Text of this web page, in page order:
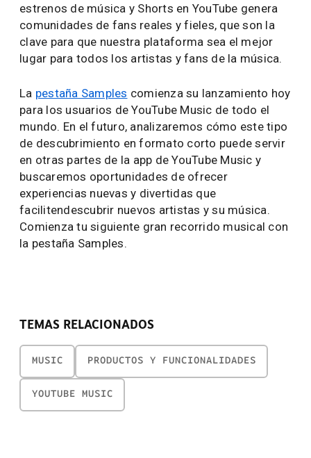
estrenos de música y Shorts en YouTube genera
comunidades de fans reales y fieles, que son la
clave para que nuestra plataforma sea el mejor
lugar para todos los artistas y fans de la música.
La pestaña Samples comienza su lanzamiento hoy
para los usuarios de YouTube Music de todo el
mundo. En el futuro, analizaremos cómo este tipo
de descubrimiento en formato corto puede servir
en otras partes de la app de YouTube Music y
buscaremos oportunidades de ofrecer
experiencias nuevas y divertidas que
facilitendescubrir nuevos artistas y su música.
Comienza tu siguiente gran recorrido musical con
la pestaña Samples.
TEMAS RELACIONADOS
MUSIC PRODUCTOS Y FUNCIONALIDADES
YOUTUBE MUSIC